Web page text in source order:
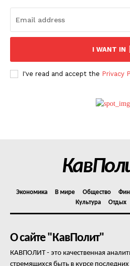
Контакты
I WANT IN
I've read and accept the Privacy
Экономика В мире Общество
Культура
Отдых
О сайте "КавПолит"
КАВПОЛИТ - это качественная
стремящихся быть в курсе